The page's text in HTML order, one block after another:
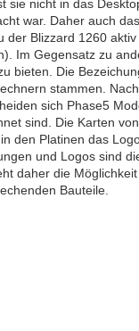
sie nicht in das
war. Daher auch
Blizzard 1260
Im Gegensatz zu
bieten. Die
stammen.
sich Phase5
sind. Die Karten
den Platinen das
und Logos sind
daher die
Bauteile.